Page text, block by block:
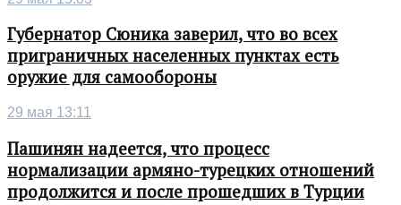
Губернатор Сюника заверил, что во всех
приграничных населенных пунктах есть
оружие для самообороны
29 мая 13:11
Пашинян надеется, что процесс
нормализации армяно-турецких отношений
продолжится и после прошедших в Турции